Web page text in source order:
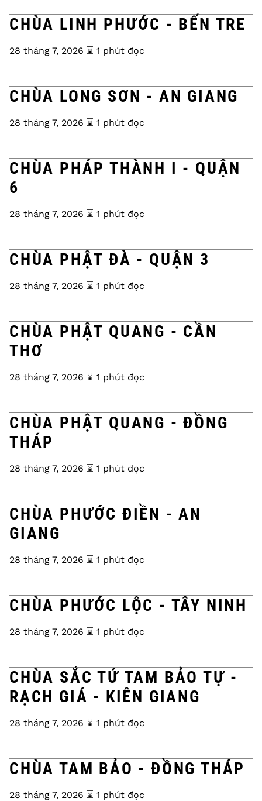
CHÙA LINH PHƯỚC - BẾN TRE
28 tháng 7, 2026 ⌛️ 1 phút đọc
CHÙA LONG SƠN - AN GIANG
28 tháng 7, 2026 ⌛️ 1 phút đọc
CHÙA PHÁP THÀNH I - QUẬN
6
28 tháng 7, 2026 ⌛️ 1 phút đọc
CHÙA PHẬT ĐÀ - QUẬN 3
28 tháng 7, 2026 ⌛️ 1 phút đọc
CHÙA PHẬT QUANG - CẦN
THƠ
28 tháng 7, 2026 ⌛️ 1 phút đọc
CHÙA PHẬT QUANG - ĐỒNG
THÁP
28 tháng 7, 2026 ⌛️ 1 phút đọc
CHÙA PHƯỚC ĐIỀN - AN
GIANG
28 tháng 7, 2026 ⌛️ 1 phút đọc
CHÙA PHƯỚC LỘC - TÂY NINH
28 tháng 7, 2026 ⌛️ 1 phút đọc
CHÙA SẮC TỨ TAM BẢO TỰ -
RẠCH GIÁ - KIÊN GIANG
28 tháng 7, 2026 ⌛️ 1 phút đọc
CHÙA TAM BẢO - ĐỒNG THÁP
28 tháng 7, 2026 ⌛️ 1 phút đọc